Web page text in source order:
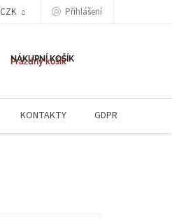
CZK Přihlášení
NÁKUPNÍ KOŠÍK
Prázdný košík
KONTAKTY GDPR